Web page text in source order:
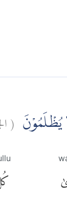
يُظْلَمُوْنَ (